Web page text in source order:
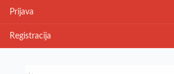
Prijava
Registracija